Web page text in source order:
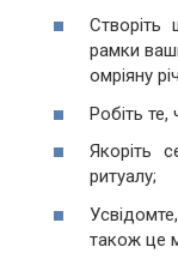
рамки
омріяну
Робіть те,
Якоріть
ритуалу;
також це